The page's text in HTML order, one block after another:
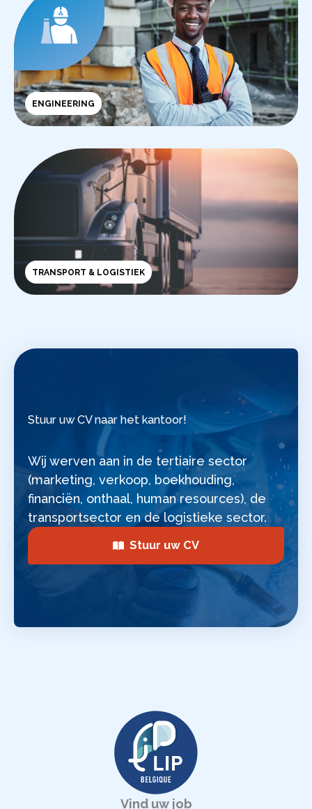
ENGINEERING
TRANSPORT & LOGISTIEK
Stuur uw CV naar het kantoor!
Wij werven aan in de tertiaire sector
(marketing, verkoop, boekhouding,
financiën, onthaal, human resources), de
transportsector en de logistieke sector.
Stuur uw CV
Vind uw job